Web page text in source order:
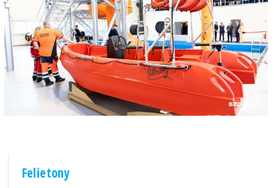
Felietony